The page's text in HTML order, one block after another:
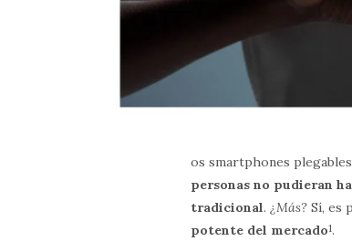
os smartphones
personas no pudieran
tradicional.¿Más? Sí, es
potente del mercado1.